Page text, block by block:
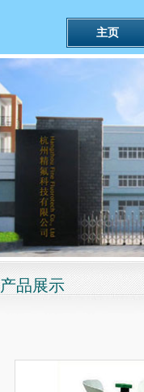
主页
产品展示